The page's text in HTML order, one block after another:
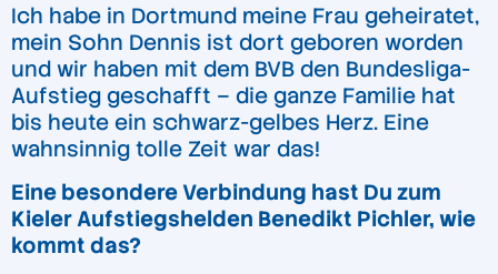
Ich habe in Dortmund meine Frau geheiratet,
mein Sohn Dennis ist dort geboren worden
und wir haben mit dem BVB den Bundesliga-
Aufstieg geschafft – die ganze Familie hat
bis heute ein schwarz-gelbes Herz. Eine
wahnsinnig tolle Zeit war das!
Eine besondere Verbindung hast Du zum
Kieler Aufstiegshelden Benedikt Pichler, wie
kommt das?